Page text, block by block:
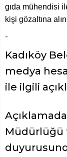
gıda mühendisi
kişi gözaltına
-
Kadıköy
medya
ile ilgili
Müdürlüğü